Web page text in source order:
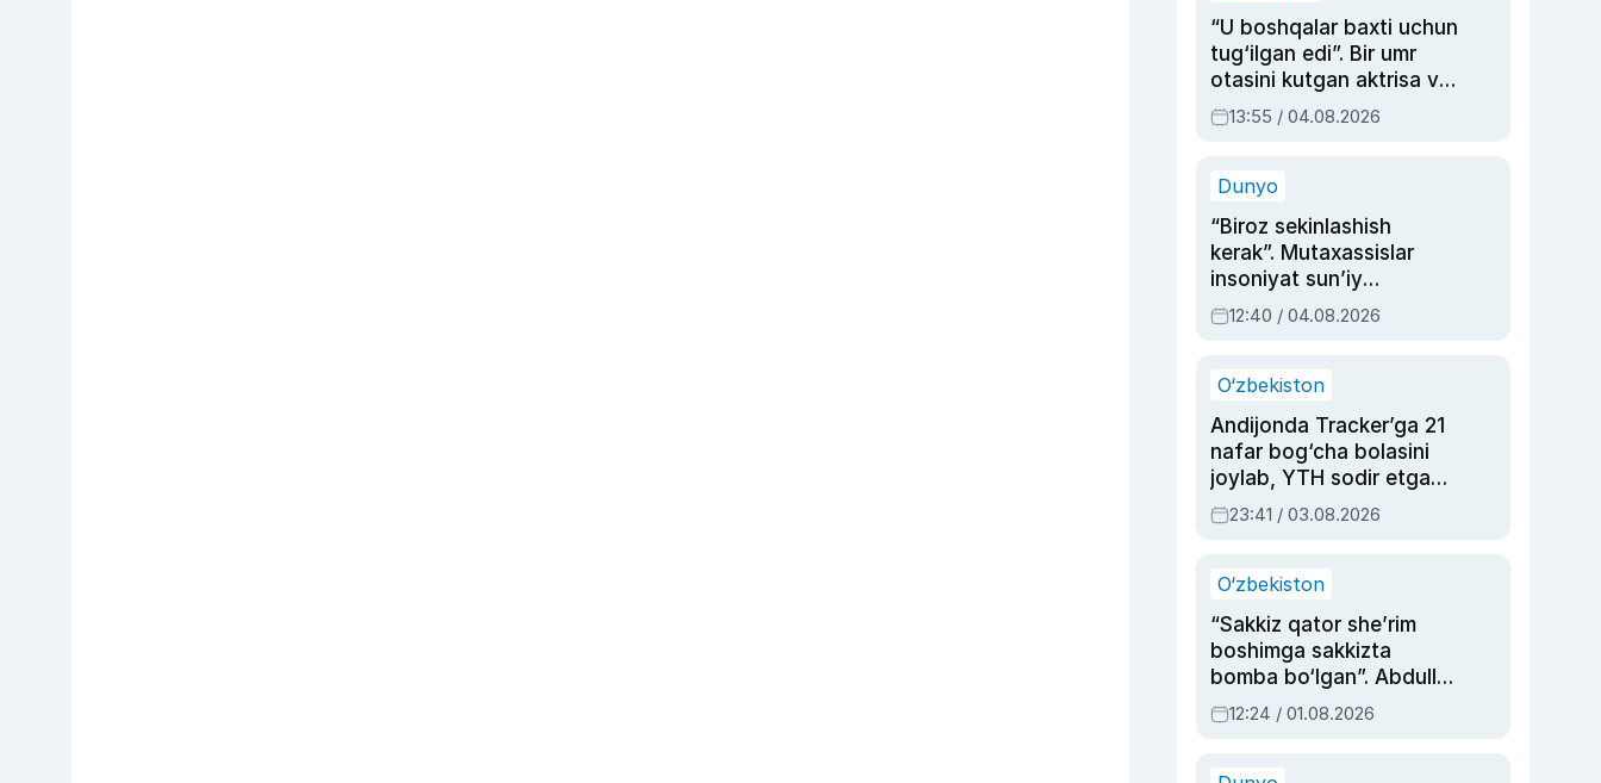
“U boshqalar baxti uchun
tug‘ilgan edi”. Bir umr
otasini kutgan aktrisa va
dublyaj ustasi Rimma
Ahmedovaning
13:55 / 04.08.2026
Dunyo
“Biroz sekinlashish
kerak”. Mutaxassislar
insoniyat sun’iy
intellektni boshqara
olmay qolishidan xavotir
12:40 / 04.08.2026
O‘zbekiston
Andijonda Tracker’ga 21
nafar bog‘cha bolasini
joylab, YTH sodir etgan
ayolga sud hukmi o‘qildi
23:41 / 03.08.2026
O‘zbekiston
“Sakkiz qator she’rim
boshimga sakkizta
bomba bo‘lgan”. Abdulla
Oripovni siyosiy
ayblovlardan asrab
12:24 / 01.08.2026